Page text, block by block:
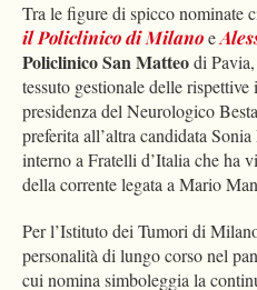
Tra le figure di spicco nominate
il Policlinico di Milanoe
Policlinico San Matteodi
tessuto gestionale delle
presidenza del Neurologico
preferita all’altra candidata
interno a Fratelli d’Italia che ha
della corrente legata a Mario
Per l’Istituto dei Tumori di
personalità di lungo corso nel
cui nomina simboleggia la